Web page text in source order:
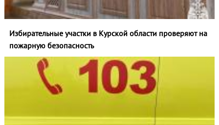
Избирательные участки в Курской области проверяют на
пожарную безопасность